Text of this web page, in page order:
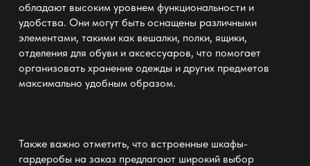
обладают высоким уровнем функциональности и
удобства. Они могут быть оснащены различными
элементами, такими как вешалки, полки, ящики,
отделения для обуви и аксессуаров, что помогает
организовать хранениеодежды и других предметов
максимально удобным образом.
Также важно отметить, что встроенные шкафы-
гардеробы на заказ предлагают широкий выбор